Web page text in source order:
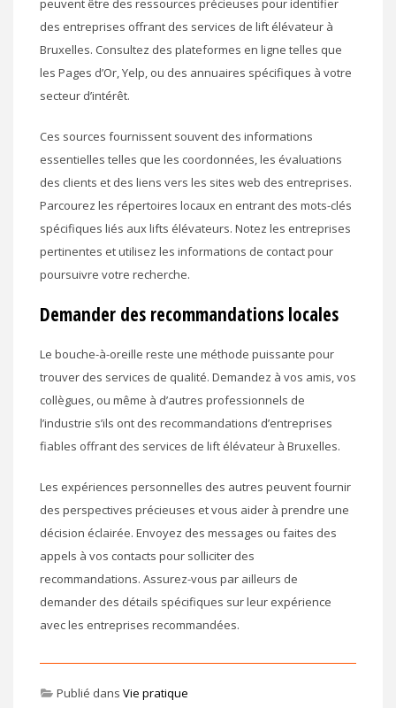
peuvent être des ressources précieuses pour identifier
des entreprises offrant des services de lift élévateur à
Bruxelles. Consultez des plateformes en ligne telles que
les Pages d’Or, Yelp, ou des annuaires spécifiques à votre
secteur d’intérêt.
Ces sources fournissent souvent des informations
essentielles telles que les coordonnées, les évaluations
des clients et des liens vers les sites web des entreprises.
Parcourez les répertoires locaux en entrant des mots-clés
spécifiques liés aux lifts élévateurs. Notez les entreprises
pertinentes et utilisez les informations de contact pour
poursuivre votre recherche.
Demander des recommandations locales
Le bouche-à-oreille reste une méthode puissante pour
trouver des services de qualité. Demandez à vos amis, vos
collègues, ou même à d’autres professionnels de
l’industrie s’ils ont des recommandations d’entreprises
fiables offrant des services de lift élévateur à Bruxelles.
Les expériences personnelles des autres peuvent fournir
des perspectives précieuses et vous aider à prendre une
décision éclairée. Envoyez des messages ou faites des
appels à vos contacts pour solliciter des
recommandations. Assurez-vous par ailleurs de
demander des détails spécifiques sur leur expérience
avec les entreprises recommandées.
Publié dans Vie pratique